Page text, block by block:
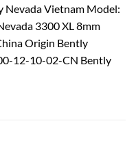
Nevada Vietnam Model:
3300 XL 8mm
Origin Bently
12-10-02-CN Bently